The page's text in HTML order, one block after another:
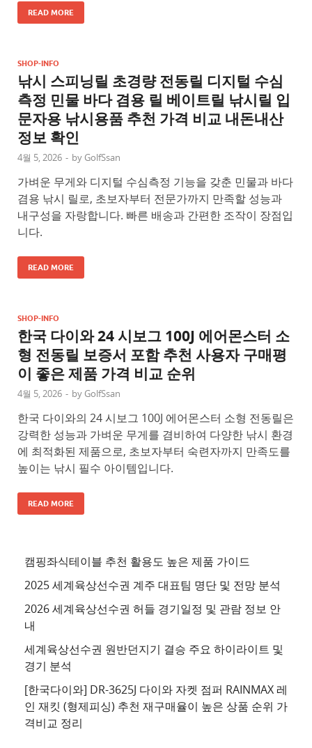
READ MORE
SHOP-INFO
낚시 스피닝릴 초경량 전동릴 디지털 수심
측정 민물 바다 겸용 릴 베이트릴 낚시릴 입
문자용 낚시용품 추천 가격 비교 내돈내산
정보 확인
4월 5, 2026 - by GolfSsan
가벼운 무게와 디지털 수심측정 기능을 갖춘 민물과 바다
겸용 낚시 릴로, 초보자부터 전문가까지 만족할 성능과
내구성을 자랑합니다. 빠른 배송과 간편한 조작이 장점입
니다.
READ MORE
SHOP-INFO
한국 다이와 24 시보그 100J 에어몬스터 소
형 전동릴 보증서 포함 추천 사용자 구매평
이 좋은 제품 가격 비교 순위
4월 5, 2026 - by GolfSsan
한국 다이와의 24 시보그 100J 에어몬스터 소형 전동릴은
강력한 성능과 가벼운 무게를 겸비하여 다양한 낚시 환경
에 최적화된 제품으로, 초보자부터 숙련자까지 만족도를
높이는 낚시 필수 아이템입니다.
READ MORE
캠핑좌식테이블 추천 활용도 높은 제품 가이드
2025 세계육상선수권 계주 대표팀 명단 및 전망 분석
2026 세계육상선수권 허들 경기일정 및 관람 정보 안
내
세계육상선수권 원반던지기 결승 주요 하이라이트 및
경기 분석
[한국다이와] DR-3625J 다이와 자켓 점퍼 RAINMAX 레
인 재킷 (형제피싱) 추천 재구매율이 높은 상품 순위 가
격비교 정리